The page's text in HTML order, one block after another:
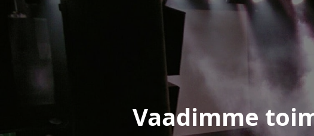
Vaadimme